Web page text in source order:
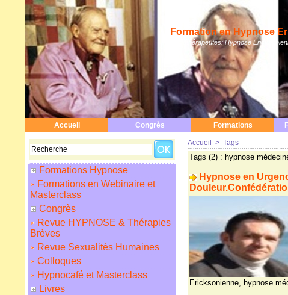
Formation en Hypnose
Hypnothérapeutes: Hypnose
Accueil Congrès Formations
Formations Hypnose
Formations en Webinaire et
Masterclass
Congrès
Revue HYPNOSE & Thérapies
Brèves
Revue Sexualités Humaines
Colloques
Hypnocafé et Masterclass
Livres
Accueil > Tags
Tags (2) : hypnose
Hypnose en
Ericksonienne, hypnose